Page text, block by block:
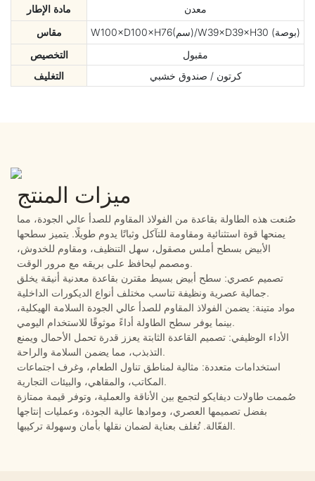
مادة الإطار
معدن
مقاس
W100×D100×H76(سم)/W39×D39×H30 (بوصة)
التخصيص
مقبول
التغليف
كرتون / صندوق خشبي
ميزات المنتج
صُنعت هذه الطاولة بقاعدة من الفولاذ المقاوم للصدأ عالي الجودة، مما
يمنحها قوة استثنائية ومقاومة للتآكل وثباتًا يدوم طويلًا. يتميز سطحها
الأبيض بسطح أملس مصقول، سهل التنظيف، ومقاوم للخدوش،
ومصمم ليحافظ على بريقه مع مرور الوقت.
تصميم عصري: سطح أبيض بسيط مقترن بقاعدة معدنية أنيقة يخلق
جمالية عصرية ونظيفة تناسب مختلف أنواع الديكورات الداخلية.
مواد متينة: يضمن الفولاذ المقاوم للصدأ عالي الجودة السلامة الهيكلية،
بينما يوفر سطح الطاولة أداءً موثوقًا للاستخدام اليومي.
الأداء الوظيفي: تصميم القاعدة الثابتة يعزز قدرة تحمل الأحمال ويمنع
التذبذب، مما يضمن السلامة والراحة.
استخدامات متعددة: مثالية لمناطق تناول الطعام، وغرف اجتماعات
المكاتب، والمقاهي، والبيئات التجارية.
صُممت طاولات ديفايكو لتجمع بين الأناقة والعملية، وتوفر قيمة ممتازة
بفضل تصميمها العصري، وموادها عالية الجودة، وعمليات إنتاجها
الفعّالة. تُغلف بعناية لضمان نقلها بأمان وسهولة تركيبها.